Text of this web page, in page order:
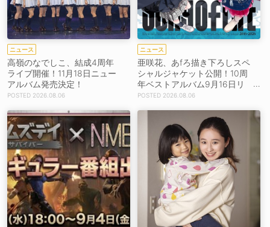
ニュース
高嶺のなでしこ、結成4周年
ライブ開催！11月18日ニュー
アルバム発売決定！
2026.08.06
ニュース
亜咲花、あfろ描き下ろしスペ
シャルジャケット公開！10周
年ベストアルバム9月16日リ
リース！2026.08.06